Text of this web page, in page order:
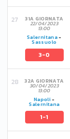
31A GIORNATA
22/04/2023
13:00
Salernitana-
Sassuolo
3-0
32A GIORNATA
30/04/2023
13:00
Napoli -
Salernitana
1-1